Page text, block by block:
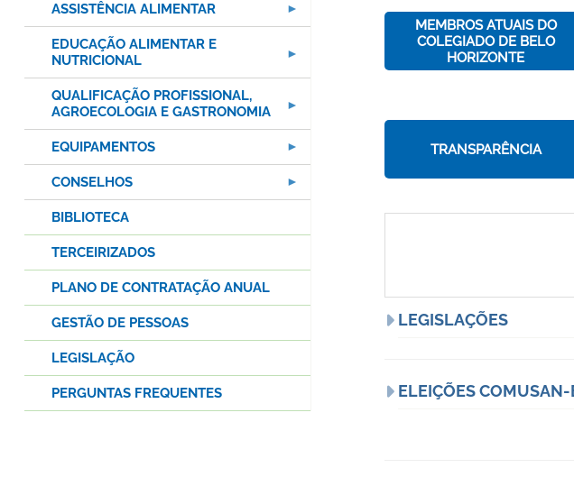
MEMBROS ATUAIS DO
COLEGIADO DE BELO
HORIZONTE
TRANSPARÊNCIA
LEGISLAÇÕES
ELEIÇÕES
ASSISTÊNCIA ALIMENTAR
EDUCAÇÃO ALIMENTAR E
NUTRICIONAL
QUALIFICAÇÃO PROFISSIONAL,
AGROECOLOGIA E GASTRONOMIA
EQUIPAMENTOS
CONSELHOS
BIBLIOTECA
TERCEIRIZADOS
PLANO DE CONTRATAÇÃO ANUAL
GESTÃO DE PESSOAS
LEGISLAÇÃO
PERGUNTAS FREQUENTES